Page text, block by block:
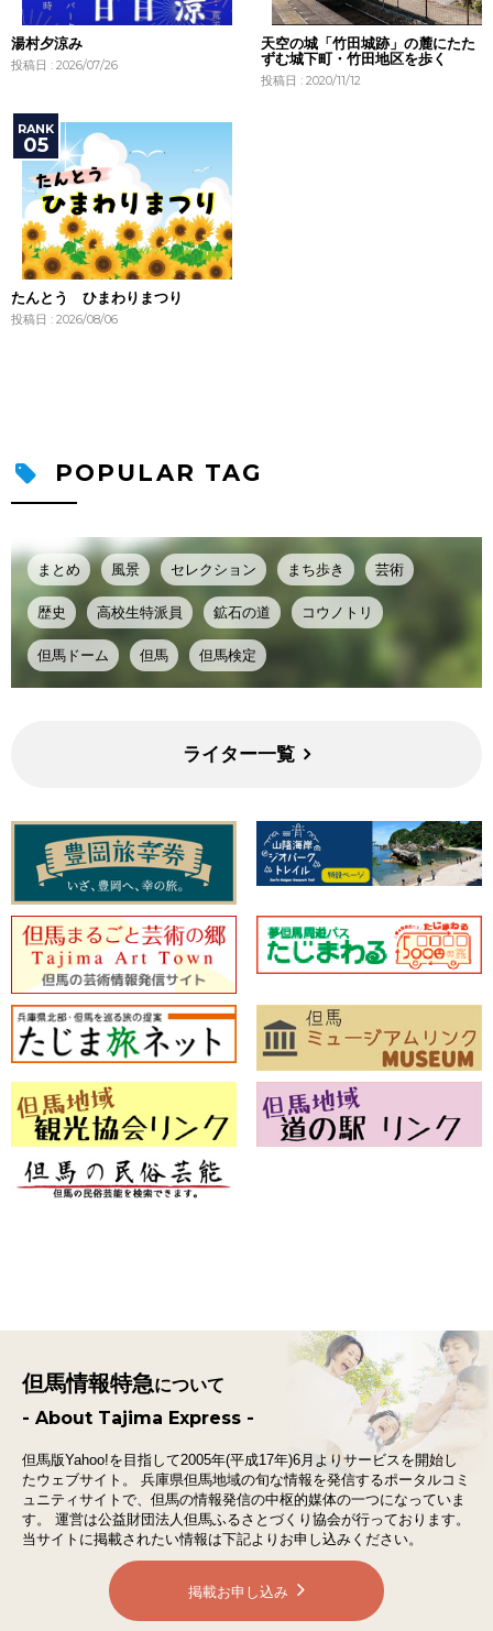
湯村夕涼み
投稿日 : 2026/07/26
天空の城「竹田城跡」の麓にたた
ずむ城下町・竹田地区を歩く
投稿日 : 2020/11/12
たんとう ひまわりまつり
投稿日 : 2026/08/06
POPULAR TAG
まとめ 風景 セレクション まち歩き 芸術
歴史 高校生特派員 鉱石の道 コウノトリ
但馬ドーム 但馬 但馬検定
ライター一覧
但馬情報特急について
- About Tajima Express -
但馬版Yahoo!を目指して2005年(平成17年)6月よりサービスを開始し
たウェブサイト。
兵庫県但馬地域の旬な情報を発信するポータルコミ
ュニティサイトで、 但馬の情報発信の中枢的媒体の一つになっていま
す。
運営は公益財団法人但馬ふるさとづくり協会が行っております。
当サイトに掲載されたい情報は下記よりお申し込みください。
掲載お申し込み